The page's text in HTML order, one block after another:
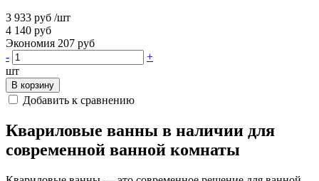
3 933 руб /шт
4 140 руб
Экономия 207 руб
-
+
шт
В корзину
Добавить к сравнению
Квариловые ванны в наличии для
современной ванной комнаты